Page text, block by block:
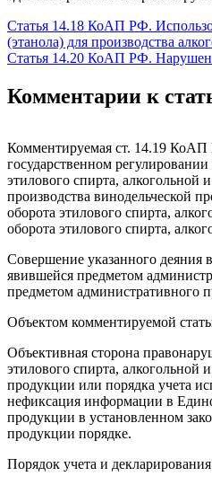
Статья 14.18 КоАП РФ.
(этанола) для производства
Статья 14.20 КоАП РФ.
Комментарии к
Комментируемая ст. 14.19 КоАП
государственном
этилового спирта, алкогольной
производства винодельческой
оборота этилового спирта,
оборота этилового спирта,
Совершение указанного деяния
явившейся предметом
предметом административного
Объектом комментируемой
Объективная сторона
этилового спирта, алкогольной
продукции или порядка учета
нефиксация информации в
продукции в установленном
продукции порядке.
Порядок учета и